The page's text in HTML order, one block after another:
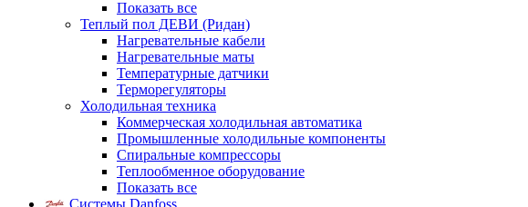
Показать все
Теплый пол ДЕВИ (Ридан)
Нагревательные кабели
Нагревательные маты
Температурные датчики
Терморегуляторы
Холодильная техника
Коммерческая холодильная автоматика
Промышленные холодильные компоненты
Спиральные компрессоры
Теплообменное оборудование
Показать все
Системы Danfoss